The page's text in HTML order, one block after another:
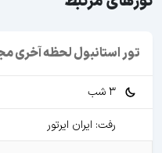
تور استانبول لحظه آخری
3 شب
رفت: ایران ایرتور